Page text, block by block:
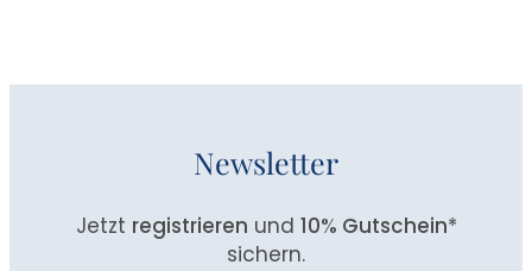
Newsletter
Jetzt registrieren und 10% Gutschein*
sichern.